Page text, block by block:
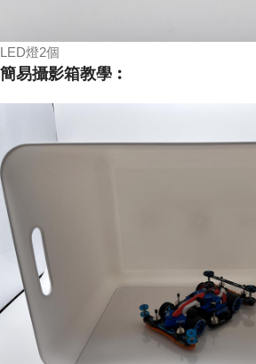
LED燈2個
簡易攝影箱教學︰